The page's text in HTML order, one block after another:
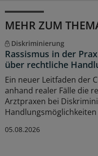
MEHR ZUM
Diskriminierung
Rassismus in der
über rechtliche
Ein neuer Leitfaden der
anhand realer Fälle die
Arztpraxen bei
Handlungsmöglichkeiten
05.08.2026